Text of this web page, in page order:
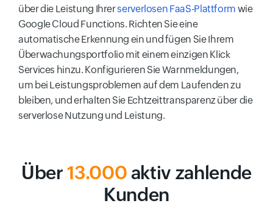
über die Leistung Ihrerserverlosen FaaS-Plattform wie
Google Cloud Functions. Richten Sie eine
automatische Erkennung ein und fügen Sie Ihrem
Überwachungsportfolio mit einem einzigen Klick
Services hinzu. Konfigurieren Sie Warnmeldungen,
um bei Leistungsproblemen auf dem Laufenden zu
bleiben, und erhalten Sie Echtzeittransparenz über die
serverlose Nutzung und Leistung.
Über13.000 aktiv zahlende
Kunden